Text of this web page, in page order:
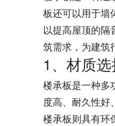
板还可以用于墙
以提高屋顶的隔
筑需求，为建筑
1、材质
楼承板是一种多
度高、耐久性好
楼承板则具有环